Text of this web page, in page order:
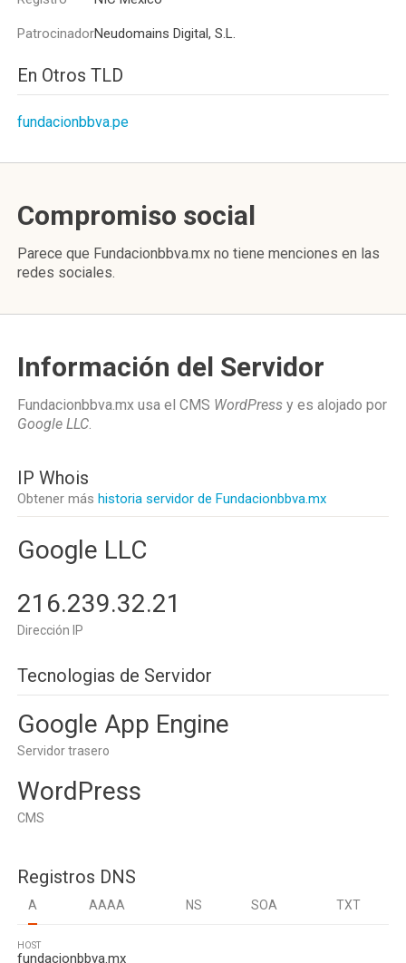
PatrocinadorNeudomains Digital, S.L.
En Otros TLD
fundacionbbva.pe
Compromiso social
Parece que Fundacionbbva.mx no tiene menciones en las
redes sociales.
Información del Servidor
Fundacionbbva.mx usa el CMS WordPress y es alojado por
Google LLC.
IP Whois
Obtener más historia servidor de Fundacionbbva.mx
Google LLC
216.239.32.21
Dirección IP
Tecnologias de Servidor
Google App Engine
Servidor trasero
WordPress
CMS
Registros DNS
A AAAA NS SOA TXT
HOST
fundacionbbva.mx